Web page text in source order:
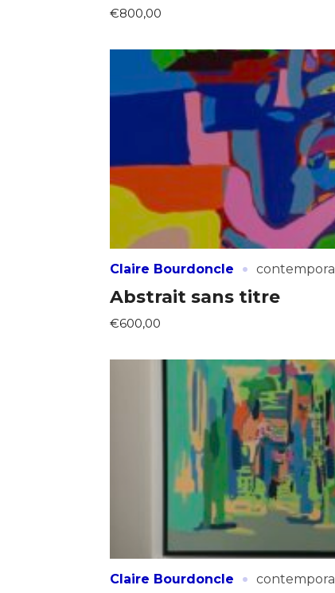
€800,00
Claire Bourdoncle ·
Abstrait sans titre
€600,00
Claire Bourdoncle ·